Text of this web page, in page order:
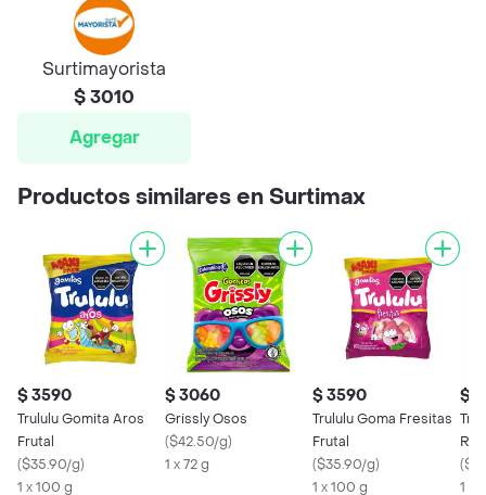
Surtimayorista
$ 3010
Agregar
Productos similares en Surtimax
$ 3590
Trululu Gomita Aros
Frutal
($35.90/g)
1 x 100 g
$ 3060
Grissly Osos
($42.50/g)
1 x 72 g
$ 3590
Trululu Goma Fresitas
Frutal
($35.90/g)
1 x 100 g
$
(
1 x